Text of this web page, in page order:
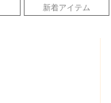
新着アイテム